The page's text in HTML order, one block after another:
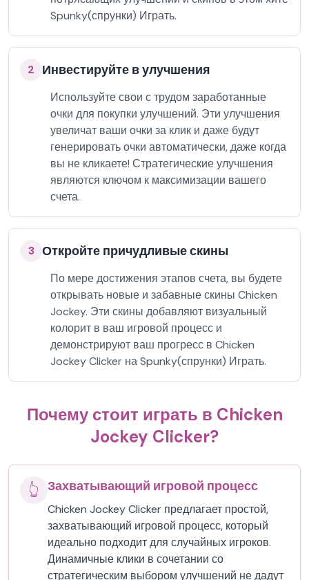
Spunky(спрунки) Играть.
2 Инвестируйте в улучшения
Используйте свои с трудом заработанные
очки для покупки улучшений. Эти улучшения
увеличат ваши очки за клик и даже будут
генерировать очки автоматически, даже когда
вы не кликаете! Стратегические улучшения
являются ключом к максимизации вашего
счета.
3 Откройте причудливые скины
По мере достижения этапов счета, вы будете
открывать новые и забавные скины Chicken
Jockey. Эти скины добавляют визуальный
колорит в ваш игровой процесс и
демонстрируют ваш прогресс в Chicken
Jockey Clicker на Spunky(спрунки) Играть.
Почему стоит играть в Chicken
Jockey Clicker?
👆 Захватывающий игровой процесс
Chicken Jockey Clicker предлагает простой,
захватывающий игровой процесс, который
идеально подходит для случайных игроков.
Динамичные клики в сочетании со
стратегическим выбором улучшений не дадут